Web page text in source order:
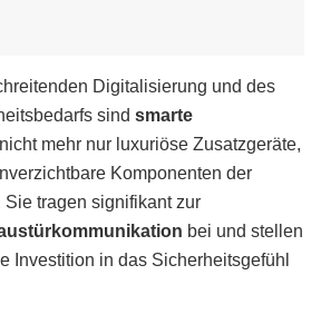
Digitalisierung und des
sind smarte
nicht mehr nur luxuriöse Zusatzgeräte,
Komponenten der
Sie tragen signifikant zur
bei und stellen
Investition in das Sicherheitsgefühl